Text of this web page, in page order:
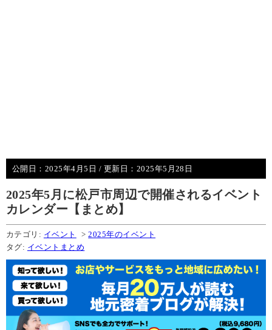
公開日： 2025年4月5日 / 更新日： 2025年5月28日
2025年5月に松戸市周辺で開催されるイベント
カレンダー【まとめ】
カテゴリ: イベント >2025年のイベント
タグ: イベントまとめ